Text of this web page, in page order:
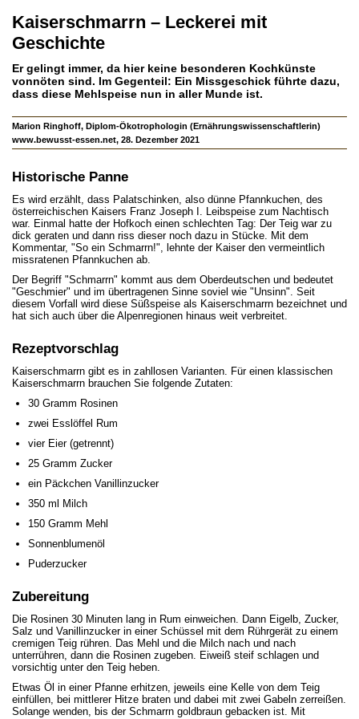
Kaiserschmarrn – Leckerei mit
Geschichte
Er gelingt immer, da hier keine besonderen Kochkünste
vonnöten sind. Im Gegenteil: Ein Missgeschick führte dazu,
dass diese Mehlspeise nun in aller Munde ist.
Marion Ringhoff, Diplom-Ökotrophologin (Ernährungs­wissenschaftlerin)
www.bewusst-essen.net, 28. Dezember 2021
Historische Panne
Es wird erzählt, dass Palatschinken, also dünne Pfannkuchen, des
österreichischen Kaisers Franz Joseph I. Leibspeise zum Nachtisch
war. Einmal hatte der Hofkoch einen schlechten Tag: Der Teig war zu
dick geraten und dann riss dieser noch dazu in Stücke. Mit dem
Kommentar, "So ein Schmarrn!", lehnte der Kaiser den vermeintlich
missratenen Pfannkuchen ab.
Der Begriff "Schmarrn" kommt aus dem Oberdeutschen und bedeutet
"Geschmier" und im übertragenen Sinne soviel wie "Unsinn". Seit
diesem Vorfall wird diese Süßspeise als Kaiserschmarrn bezeichnet und
hat sich auch über die Alpenregionen hinaus weit verbreitet.
Rezeptvorschlag
Kaiserschmarrn gibt es in zahllosen Varianten. Für einen klassischen
Kaiserschmarrn brauchen Sie folgende Zutaten:
30 Gramm Rosinen
zwei Esslöffel Rum
vier Eier (getrennt)
25 Gramm Zucker
ein Päckchen Vanillinzucker
350 ml Milch
150 Gramm Mehl
Sonnenblumenöl
Puderzucker
Zubereitung
Die Rosinen 30 Minuten lang in Rum einweichen. Dann Eigelb, Zucker,
Salz und Vanillinzucker in einer Schüssel mit dem Rührgerät zu einem
cremigen Teig rühren. Das Mehl und die Milch nach und nach
unterrühren, dann die Rosinen zugeben. Eiweiß steif schlagen und
vorsichtig unter den Teig heben.
Etwas Öl in einer Pfanne erhitzen, jeweils eine Kelle von dem Teig
einfüllen, bei mittlerer Hitze braten und dabei mit zwei Gabeln zerreißen.
Solange wenden, bis der Schmarrn goldbraun gebacken ist. Mit